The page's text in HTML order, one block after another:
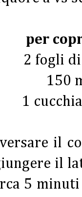
per
2 fogli
150
1
il
il
5